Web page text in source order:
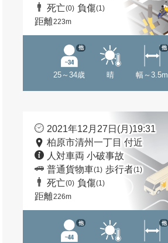
死亡(0) 負傷(1)
距離223m
25～34歳
他
晴 幅～3.5m
他
2021年12月27日(月)19:31
柏原市清州一丁目 付近
人対車両 小破事故
普通貨物車(1) 歩行者(1)
死亡(0) 負傷(1)
距離226m
他 他